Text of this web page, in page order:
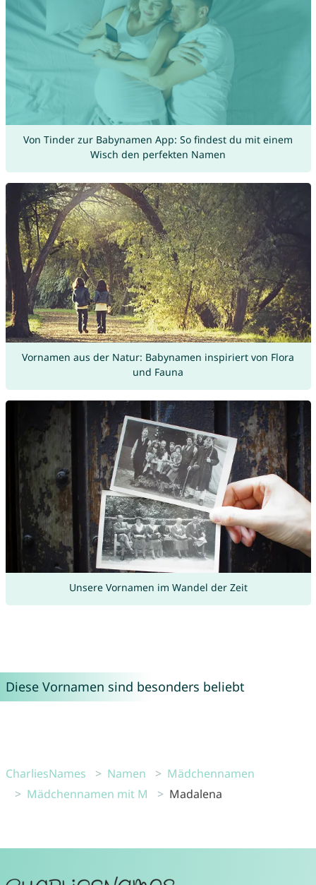
Von Tinder zur Babynamen App: So findest du mit einem
Wisch den perfekten Namen
Vornamen aus der Natur: Babynamen inspiriert von Flora
und Fauna
Unsere Vornamen im Wandel der Zeit
Diese Vornamen sind besonders beliebt
CharliesNames Namen
Mädchennamen
Mädchennamen mit M
Madalena